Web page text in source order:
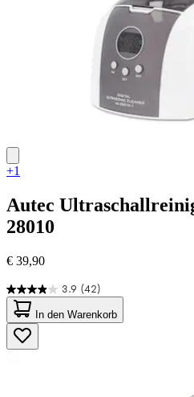
+1
Autec
28010
€ 39,90
3.9 (42)
3.9
von
5
Sternen.
42
In den Warenkorb